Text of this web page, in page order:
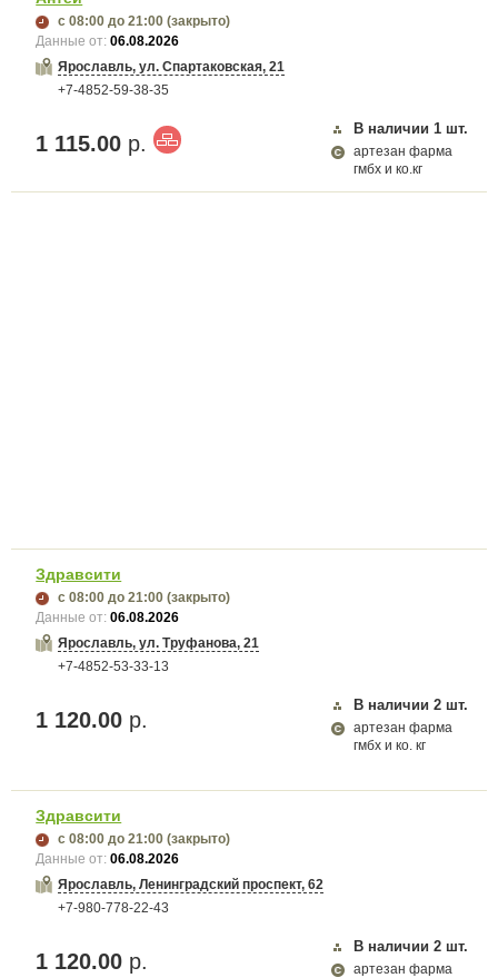
с 08:00 до 21:00 (закрыто)
Данные от:06.08.2026
Ярославль, ул. Спартаковская, 21
+7-4852-59-38-35
1 115.00 р.
В наличии 1 шт.
артезан фарма
гмбх и ко.кг
Здравсити
с 08:00 до 21:00 (закрыто)
Данные от:06.08.2026
Ярославль, ул. Труфанова, 21
+7-4852-53-33-13
1 120.00 р.
В наличии 2 шт.
артезан фарма
гмбх и ко. кг
Здравсити
с 08:00 до 21:00 (закрыто)
Данные от:06.08.2026
Ярославль, Ленинградский проспект, 62
+7-980-778-22-43
1 120.00 р.
В наличии 2 шт.
артезан фарма